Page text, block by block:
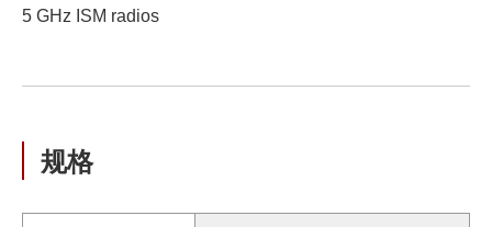
5 GHz ISM radios
规格